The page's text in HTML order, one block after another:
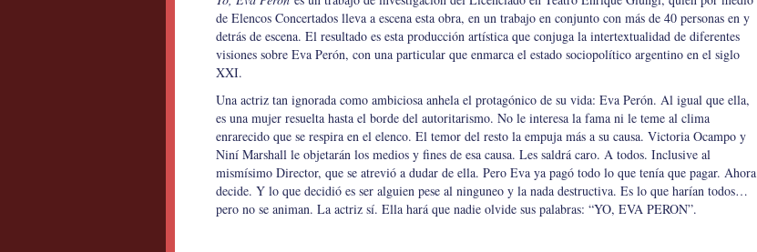
de Elencos Concertados lleva a escena esta obra, en un trabajo en conjunto con más de 40 personas en y
detrás de escena. El resultado es esta producción artística que conjuga la intertextualidad de diferentes
visiones sobre Eva Perón, con una particular que enmarca el estado sociopolítico argentino en el siglo
XXI.
Una actriz tan ignorada como ambiciosa anhela el protagónico de su vida: Eva Perón. Al igual que ella,
es una mujer resuelta hasta el borde del autoritarismo. No le interesa la fama ni le teme al clima
enrarecido que se respira en el elenco. El temor del resto la empuja más a su causa. Victoria Ocampo y
Niní Marshall le objetarán los medios y fines de esa causa. Les saldrá caro. A todos. Inclusive al
mismísimo Director, que se atrevió a dudar de ella. Pero Eva ya pagó todo lo que tenía que pagar. Ahora
decide. Y lo que decidió es ser alguien pese al ninguneo y la nada destructiva. Es lo que harían todos…
pero no se animan. La actriz sí. Ella hará que nadie olvide sus palabras: “YO, EVA PERON”.